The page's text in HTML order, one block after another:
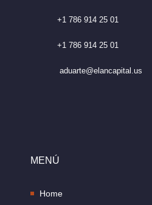
+1 786 914 25 01
+1 786 914 25 01
aduarte@elancapital.us
MENÚ
Home